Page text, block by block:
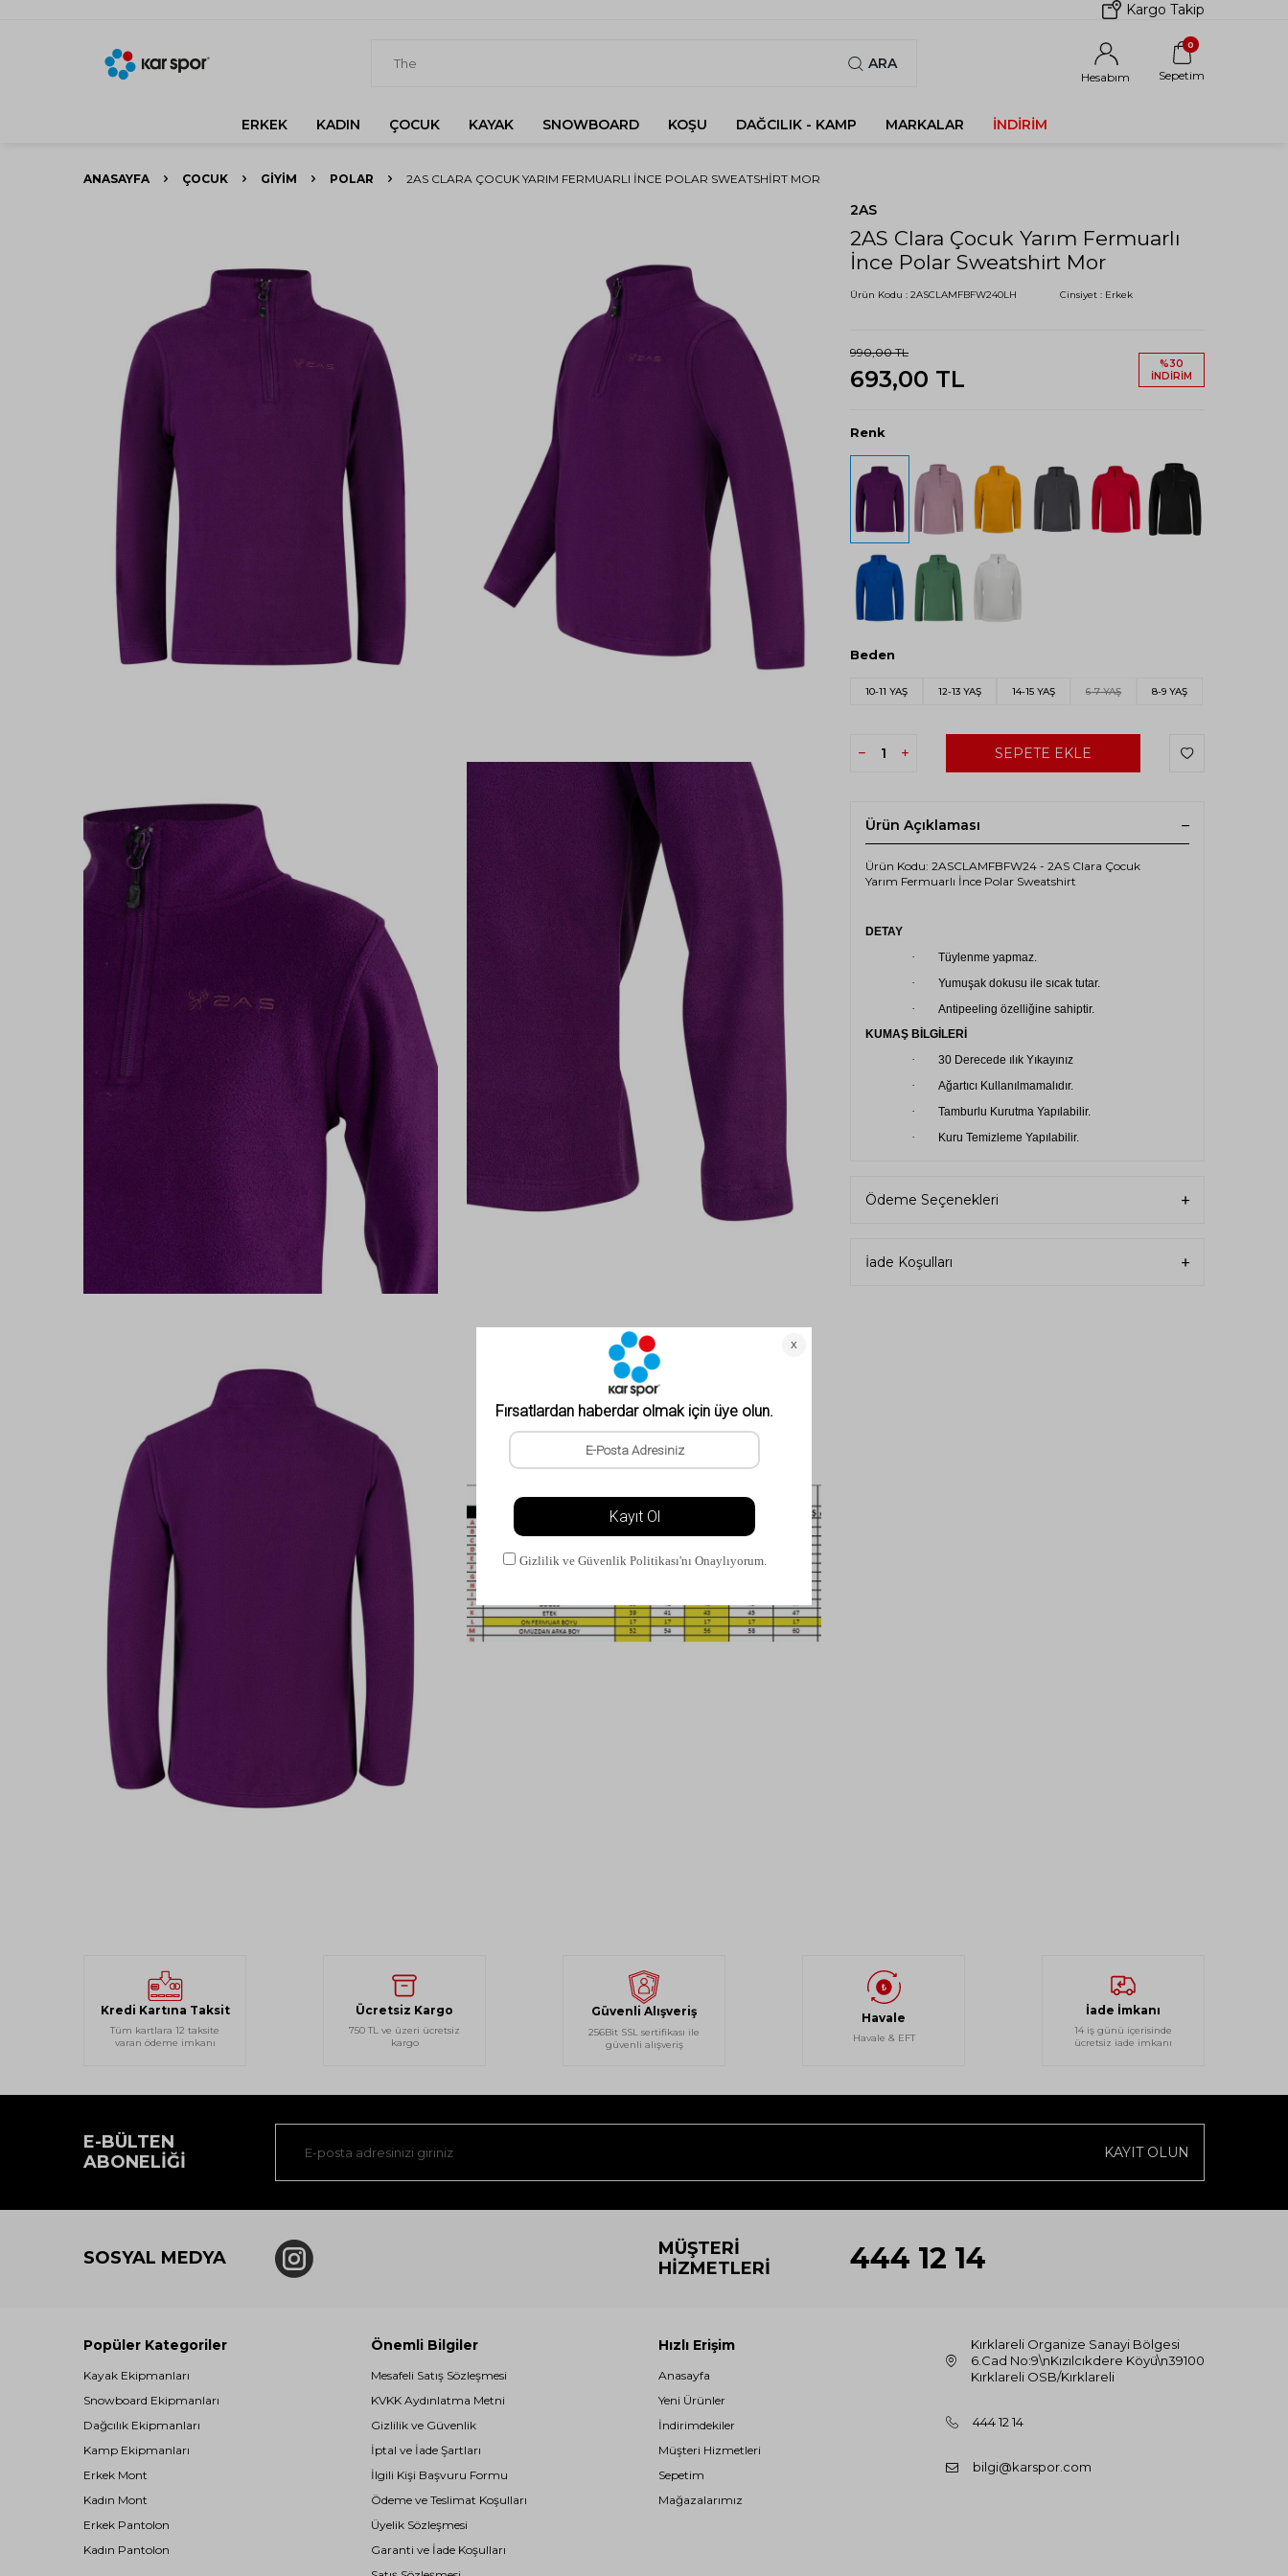
Kargo Takip
ARA
Hesabım
0
Sepetim
ERKEK KADIN ÇOCUK KAYAK SNOWBOARD KOŞU DAĞCILIK - KAMP MARKALAR İNDIRIM
ANASAYFA ÇOCUK GIYIM POLAR 2AS CLARA ÇOCUK YARIM FERMUARLI İNCE POLAR SWEATSHIRT MOR
2AS
2AS Clara Çocuk Yarım Fermuarlı
İnce Polar Sweatshirt Mor
Ürün Kodu : 2ASCLAMFBFW240LH Cinsiyet : Erkek
990,00TL
693,00 TL
%30
İNDIRIM
Renk
Beden
10-11 YAŞ 12-13 YAŞ 14-15 YAŞ 6-7 YAŞ 8-9 YAŞ
SEPETE EKLE
Ürün Açıklaması
Ürün Kodu: 2ASCLAMFBFW24 - 2AS Clara Çocuk
Yarım Fermuarlı İnce Polar Sweatshirt
DETAY
· Tüylenme yapmaz.
· Yumuşak dokusu ile sıcak tutar.
· Antipeeling özelliğine sahiptir.
KUMAŞ BİLGİLERİ
· 30 Derecede ılık Yıkayınız
· Ağartıcı Kullanılmamalıdır.
· Tamburlu Kurutma Yapılabilir.
· Kuru Temizleme Yapılabilir.
Ödeme Seçenekleri
İade Koşulları
Kredi Kartına Taksit
Tüm kartlara 12 taksite
varan ödeme imkanı
Ücretsiz Kargo
750 TL ve üzeri ücretsiz
kargo
Güvenli Alışveriş
256Bit SSL sertifikası ile
güvenli alışveriş
Havale
Havale & EFT
İade İmkanı
14 iş günü içerisinde
ücretsiz iade imkanı
E-BÜLTEN
ABONELIĞI
KAYIT OLUN
SOSYAL MEDYA
MÜŞTERI
HIZMETLERI
444 12 14
Popüler Kategoriler
Kayak Ekipmanları
Snowboard Ekipmanları
Dağcılık Ekipmanları
Kamp Ekipmanları
Erkek Mont
Kadın Mont
Erkek Pantolon
Kadın Pantolon
Önemli Bilgiler
Mesafeli Satış Sözleşmesi
KVKK Aydınlatma Metni
Gizlilik ve Güvenlik
İptal ve İade Şartları
İlgili Kişi Başvuru Formu
Ödeme ve Teslimat Koşulları
Üyelik Sözleşmesi
Garanti ve İade Koşulları
Hızlı Erişim
Anasayfa
Yeni Ürünler
İndirimdekiler
Müşteri Hizmetleri
Sepetim
Mağazalarımız
Kırklareli Organize Sanayi Bölgesi
6.Cad No:9\nKızılcıkdere Köyü\n39100
Kırklareli OSB/Kırklareli
444 12 14
bilgi@karspor.com